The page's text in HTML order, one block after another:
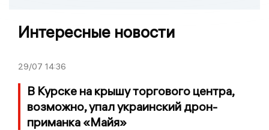
Интересные новости
29/07 14:36
В Курске на крышу торгового центра,
возможно, упал украинский дрон-
приманка «Майя»